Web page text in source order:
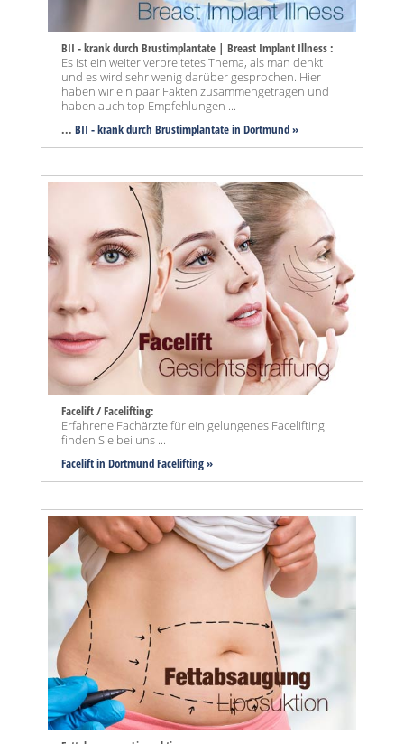
BII - krank durch Brustimplantate | Breast Implant Illness :
Es ist ein weiter verbreitetes Thema, als man denkt
und es wird sehr wenig darüber gesprochen. Hier
haben wir ein paar Fakten zusammengetragen und
haben auch top Empfehlungen ...
... BII - krank durch Brustimplantate in Dortmund »
Facelift / Facelifting:
Erfahrene Fachärzte für ein gelungenes Facelifting
finden Sie bei uns ...
Facelift in Dortmund Facelifting »